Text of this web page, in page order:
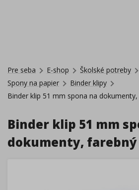
Pre seba E-shop Školské potreby
Spony na papier
Binder klipy
Binder klip 51 mm spona na
Binder klip 51 mm
dokumenty, farebný